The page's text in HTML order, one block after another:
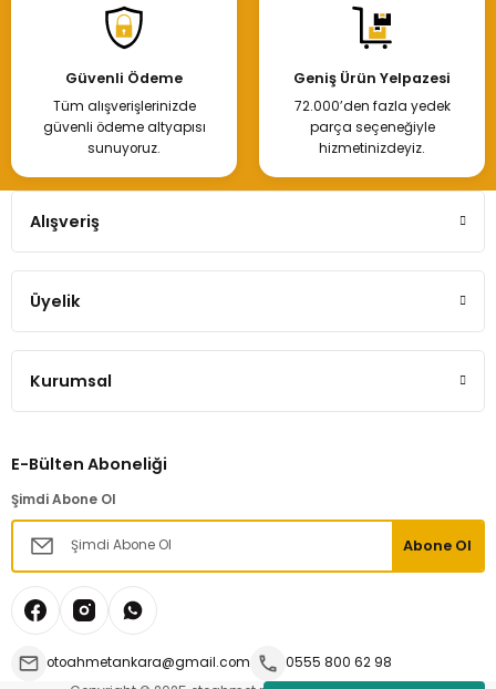
Güvenli Ödeme
Tüm alışverişlerinizde
güvenli ödeme altyapısı
sunuyoruz.
Geniş Ürün Yelpazesi
72.000’den fazla yedek
parça seçeneğiyle
hizmetinizdeyiz.
Alışveriş
Üyelik
Kurumsal
E-Bülten Aboneliği
Şimdi Abone Ol
Abone Ol
otoahmetankara@gmail.com
0555 800 62 98